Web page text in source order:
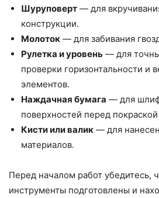
Шуруповерт — для
конструкции.
Молоток — для забивания
Рулетка и уровень — для
проверки горизонтальности и
элементов.
Наждачная бумага — для
поверхностей перед
Кисти или валик — для
материалов.
Перед началом работ убедитесь,
инструменты подготовлены и